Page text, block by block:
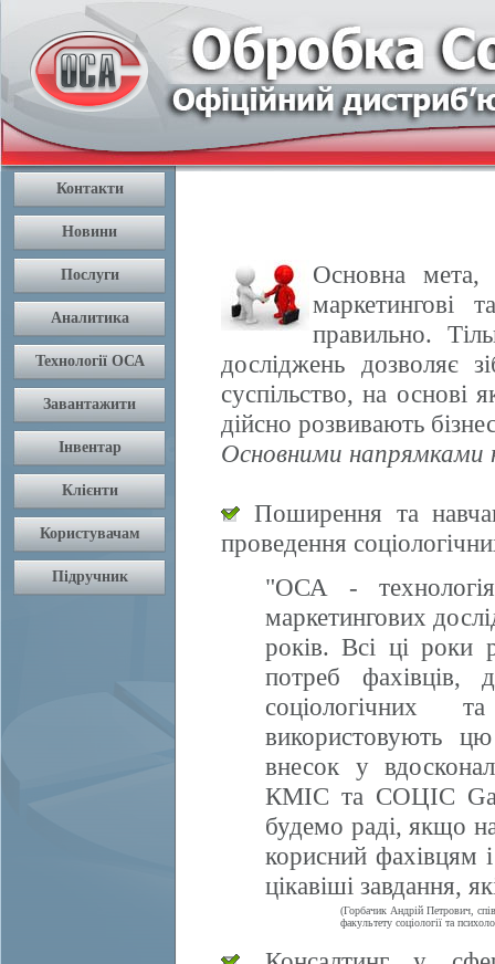
Основна мета,
маркетингові
правильно.
досліджень дозволяє
суспільство, на основі
дійсно розвивають
Основними напрямками
Поширення та
проведення
"ОСА -
маркетингових
років. Всі ці роки
потреб фахівців,
соціологічних
використовують
внесок у
КМІС та СОЦІС
будемо раді, якщо
корисний фахівцям
цікавіші завдання,
(Горбачик Андрій Петрович,
факультету соціології та